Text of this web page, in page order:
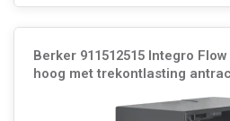
Berker 911512515 Integro
hoog met trekontlasting